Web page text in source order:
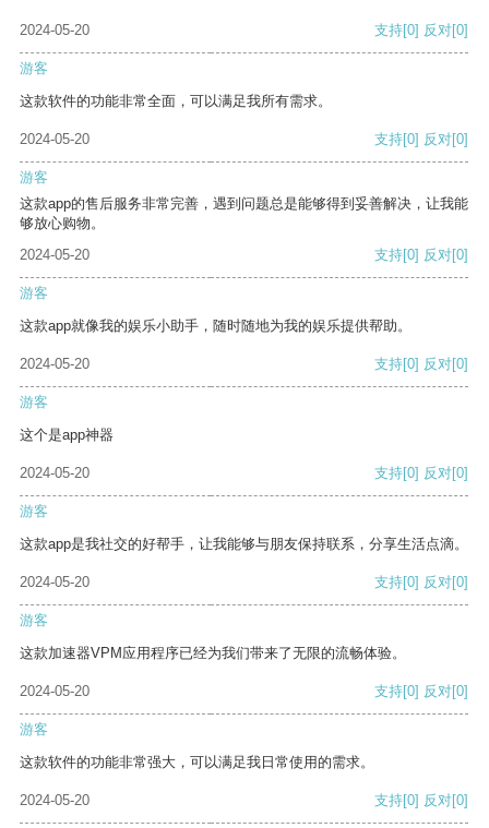
2024-05-20 支持[0] 反对[0]
游客
这款软件的功能非常全面，可以满足我所有需求。
2024-05-20 支持[0] 反对[0]
游客
这款app的售后服务非常完善，遇到问题总是能够得到妥善解决，让我能
够放心购物。
2024-05-20
支持[0] 反对[0]
游客
这款app就像我的娱乐小助手，随时随地为我的娱乐提供帮助。
2024-05-20 支持[0] 反对[0]
游客
这个是app神器
2024-05-20 支持[0] 反对[0]
游客
这款app是我社交的好帮手，让我能够与朋友保持联系，分享生活点滴。
2024-05-20 支持[0] 反对[0]
游客
这款加速器VPM应用程序已经为我们带来了无限的流畅体验。
2024-05-20 支持[0] 反对[0]
游客
这款软件的功能非常强大，可以满足我日常使用的需求。
2024-05-20 支持[0] 反对[0]